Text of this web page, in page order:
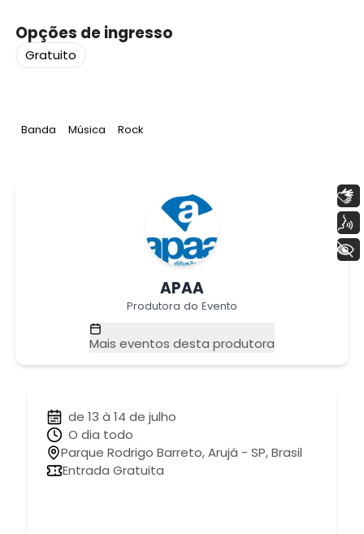
Opções de ingresso
Gratuito
Tag:
Banda Tag:
Música Tag:
Rock
APAA
Produtora do Evento
Mais eventos desta produtora
de 13 à 14 de julho
O dia todo
Parque Rodrigo Barreto, Arujá - SP, Brasil
Entrada Gratuita
+ Acessibilidade